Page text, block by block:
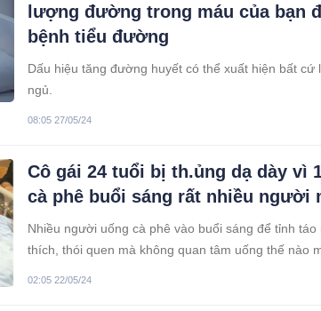
lượng đường trong máu của bạn
bệnh tiểu đường
Dấu hiệu tăng đường huyết có thể xuất hiện bất cứ
ngủ.
08:05 27/05/24
Cô gái 24 tuổi bị th.ủng dạ dày vì
cà phê buổi sáng rất nhiều người
Nhiều người uống cà phê vào buổi sáng để tỉnh
thích, thói quen mà không quan tâm uống thế nào
02:05 22/05/24